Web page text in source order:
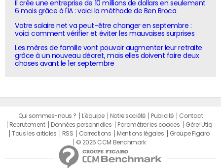
Il crée une entreprise de 10 millions de dollars en seulement
6 mois grâce à l'IA : voici la méthode de Ben Broca
Votre salaire net va peut-être changer en septembre :
voici comment vérifier et éviter les mauvaises surprises
Les mères de famille vont pouvoir augmenter leur retraite
grâce à un nouveau décret, mais elles doivent faire deux
choses avant le 1er septembre
Qui sommes-nous ? L'équipe Notre société Publicité
Contact
Recrutement
Données personnelles Paramétrer les cookies
Gérer Utiq
Tous les articles
RSS Corrections Mentions légales
Groupe Figaro
© 2025 CCM Benchmark